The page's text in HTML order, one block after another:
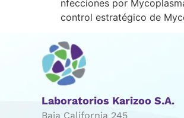
nfecciones por
control estratégico de
Laboratorios Karizoo S.A.
Baja California 245